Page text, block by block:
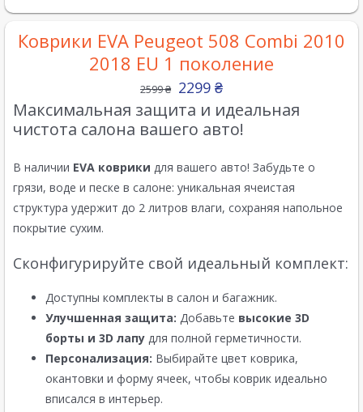
Коврики EVA Peugeot 508 Combi 2010
2018 EU 1 поколение
2599₴ 2299 ₴
Максимальная защита и идеальная
чистота салона вашего авто!
В наличии EVA коврики для вашего авто! Забудьте о
грязи, воде и песке в салоне: уникальная ячеистая
структура удержит до 2 литров влаги, сохраняя напольное
покрытие сухим.
Сконфигурируйте свой идеальный комплект:
Доступны комплекты в салон и багажник.
Улучшенная защита: Добавьте высокие 3D
борты и 3D лапу для полной герметичности.
Персонализация: Выбирайте цвет коврика,
окантовки и форму ячеек, чтобы коврик идеально
вписался в интерьер.